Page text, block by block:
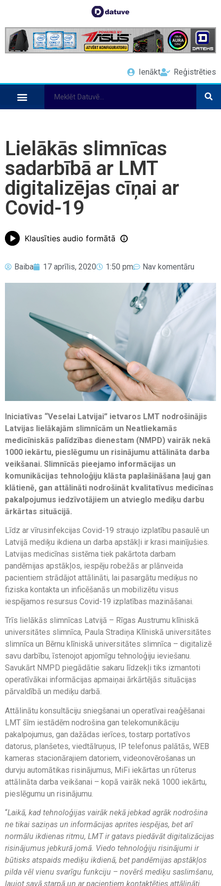
Ienākt Reģistrēties
Lielākās slimnīcas
sadarbībā ar LMT
digitalizējas cīņai ar
Covid-19
Klausīties audio formātā
Baiba 17 aprīlis, 2020 1:50 pm Nav komentāru
Iniciatīvas “Veselai Latvijai” ietvaros LMT nodrošinājis
Latvijas lielākajām slimnīcām un Neatliekamās
medicīniskās palīdzības dienestam (NMPD) vairāk nekā
1000 iekārtu, pieslēgumu un risinājumu attālināta darba
veikšanai. Slimnīcās pieejamo informācijas un
komunikācijas tehnoloģiju klāsta paplašināšana ļauj gan
klātienē, gan attālināti nodrošināt kvalitatīvus medicīnas
pakalpojumus iedzīvotājiem un atvieglo mediķu darbu
ārkārtas situācijā.
Līdz ar vīrusinfekcijas Covid-19 straujo izplatību pasaulē un
Latvijā mediķu ikdiena un darba apstākļi ir krasi mainījušies.
Latvijas medicīnas sistēma tiek pakārtota darbam
pandēmijas apstākļos, iespēju robežās ar plānveida
pacientiem strādājot attālināti, lai pasargātu mediķus no
fiziska kontakta un inficēšanās un mobilizētu visus
iespējamos resursus Covid-19 izplatības mazināšanai.
Trīs lielākās slimnīcas Latvijā – Rīgas Austrumu klīniskā
universitātes slimnīca, Paula Stradiņa Klīniskā universitātes
slimnīca un Bērnu klīniskā universitātes slimnīca – digitalizē
savu darbību, īstenojot apjomīgu tehnoloģiju ieviešanu.
Savukārt NMPD piegādātie sakaru līdzekļi tiks izmantoti
operatīvākai informācijas apmaiņai ārkārtējās situācijas
pārvaldībā un mediķu darbā.
Attālinātu konsultāciju sniegšanai un operatīvai reaģēšanai
LMT šīm iestādēm nodrošina gan telekomunikāciju
pakalpojumus, gan dažādas ierīces, tostarp portatīvos
datorus, planšetes, viedtālruņus, IP telefonus palātās, WEB
kameras stacionārajiem datoriem, videonovērošanas un
durvju automātikas risinājumus, MiFi iekārtas un rūterus
attālināta darba veikšanai – kopā vairāk nekā 1000 iekārtu,
pieslēgumu un risinājumu.
“Laikā, kad tehnoloģijas vairāk nekā jebkad agrāk nodrošina
ne tikai saziņas un informācijas aprites iespējas, bet arī
normālu ikdienas ritmu, LMT ir gatavs piedāvāt digitalizācijas
risinājumus jebkurā jomā. Viedo tehnoloģiju risinājumi ir
būtisks atspaids mediķu ikdienā, bet pandēmijas apstākļos
pilda vēl vienu svarīgu funkciju – novērš mediķu saslimšanu,
ļaujot savā starpā un ar pacientiem kontaktēties attālināti.